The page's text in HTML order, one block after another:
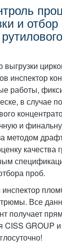
и
инспектор
работы,
в случае
и
методом
качества
проб.
Все
получает
CISS GROUP